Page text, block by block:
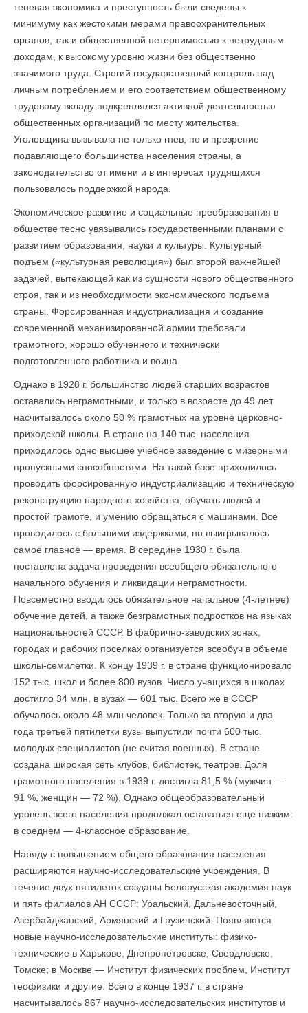
теневая экономика и преступность были сведены к
минимуму как жестокими мерами правоохранительных
органов, так и общественной нетерпимостью к нетрудовым
доходам, к высокому уровню жизни без общественно
значимого труда. Строгий государственный контроль над
личным потреблением и его соответствием общественному
трудовому вкладу подкреплялся активной деятельностью
общественных организаций по месту жительства.
Уголовщина вызывала не только гнев, но и презрение
подавляющего большинства населения страны, а
законодательство от имени и в интересах трудящихся
пользовалось поддержкой народа.
Экономическое развитие и социальные преобразования в
об­ществе тесно увязывались государственными планами с
развитием образования, науки и культуры. Культурный
подъем («культурная революция») был второй важнейшей
задачей, вытекающей как из сущности нового общественного
строя, так и из необходимости экономического подъема
страны. Форсированная индустриализация и создание
современной механизированной армии требовали
грамотного, хорошо обученного и технически
подготовленного работника и воина.
Однако в 1928 г. большинство людей старших возрастов
оставались неграмотными, и только в возрасте до 49 лет
насчитывалось около 50 % грамотных на уровне церковно-
приходской школы. В стране на 140 тыс. населения
приходилось одно высшее учебное заведение с мизерными
пропускными способностями. На такой базе приходилось
проводить форсированную индустриализацию и техническую
реконструкцию народного хозяйства, обучать людей и
простой грамоте, и умению обращаться с машинами. Все
проводилось с боль­шими издержками, но выигрывалось
самое главное — время. В середине 1930 г. была
поставлена задача проведения всеобщего обязательного
начального обучения и ликвидации неграмотности.
Повсеместно вводилось обязательное начальное (4-летнее)
обучение детей, а также безграмотных подростков на языках
национальностей СССР. В фабрично-заводских зонах,
городах и рабочих поселках организуется всеобуч в объеме
школы-семилетки. К концу 1939 г. в стране функционировало
152 тыс. школ и более 800 вузов. Число уча­щихся в школах
достигло 34 млн, в вузах — 601 тыс. Всего же в СССР
обучалось около 48 млн человек. Только за вторую и два
года третьей пятилетки вузы выпустили почти 600 тыс.
молодых специалистов (не считая военных). В стране
создана широкая сеть клубов, библиотек, театров. Доля
грамотного населения в 1939 г. достигла 81,5 % (мужчин —
91 %, женщин — 72 %). Однако общеобразовательный
уровень всего населения продолжал оставаться еще низким:
в среднем — 4-классное образование.
Наряду с повышением общего образования населения
расширяются научно-исследовательские учреждения. В
течение двух пятилеток созданы Белорусская академия наук
и пять филиалов АН СССР: Уральский, Дальневосточный,
Азербайджанский, Армянский и Грузинский. Появляются
новые научно-ис­следовательские институты: физико-
технические в Харькове, Днепропетровске, Свердловске,
Томске; в Москве — Институт физических проблем, Институт
геофизики и другие. Всего в конце 1937 г. в стране
насчитывалось 867 научно-исследовательских институтов и